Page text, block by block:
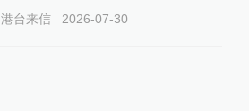
港台来信 2026-07-30